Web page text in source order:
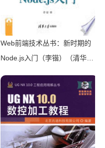
Web前端技术丛书：新时期的
Node.js入门（李锴）（清华大